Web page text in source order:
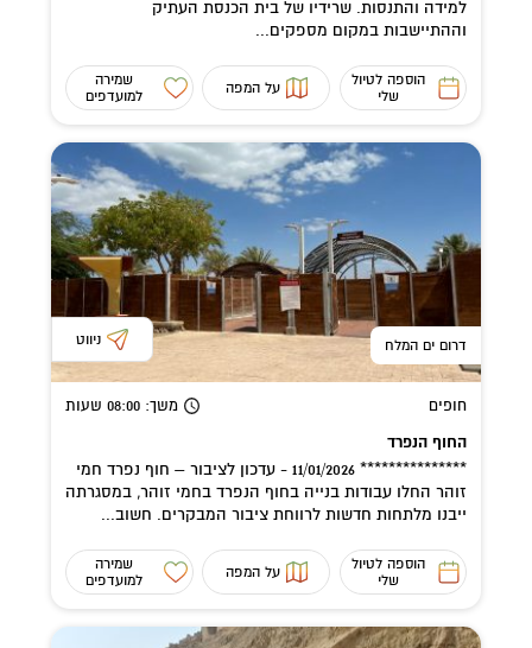
למידה והתנסות. שרידיו של בית הכנסת העתיק
וההתיישבות במקום מספקים...
הוספה לטיול
שלי
על המפה
שמירה
למועדפים
דרום ים המלח ניווט
חופים משך: 08:00 שעות
החוף הנפרד
*************** 11/01/2026 - עדכון לציבור – חוף נפרד חמי
זוהר החלו עבודות בנייה בחוף הנפרד בחמי זוהר, במסגרתה
ייבנו מלתחות חדשות לרווחת ציבור המבקרים. חשוב...
הוספה לטיול
שלי
על המפה
שמירה
למועדפים